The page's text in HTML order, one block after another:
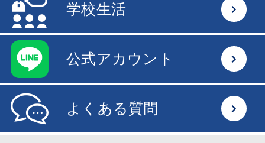
学校生活
公式アカウント
よくある質問